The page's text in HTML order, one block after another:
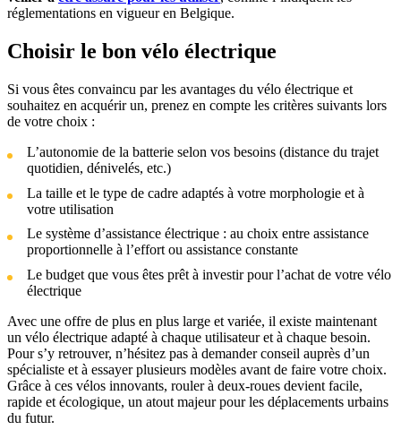
réglementations en vigueur en Belgique.
Choisir le bon vélo électrique
Si vous êtes convaincu par les avantages du vélo électrique et
souhaitez en acquérir un, prenez en compte les critères suivants lors
de votre choix :
L’autonomie de la batterie selon vos besoins (distance du trajet
quotidien, dénivelés, etc.)
La taille et le type de cadre adaptés à votre morphologie et à
votre utilisation
Le système d’assistance électrique : au choix entre assistance
proportionnelle à l’effort ou assistance constante
Le budget que vous êtes prêt à investir pour l’achat de votre vélo
électrique
Avec une offre de plus en plus large et variée, il existe maintenant
un vélo électrique adapté à chaque utilisateur et à chaque besoin.
Pour s’y retrouver, n’hésitez pas à demander conseil auprès d’un
spécialiste et à essayer plusieurs modèles avant de faire votre choix.
Grâce à ces vélos innovants, rouler à deux-roues devient facile,
rapide et écologique, un atout majeur pour les déplacements urbains
du futur.